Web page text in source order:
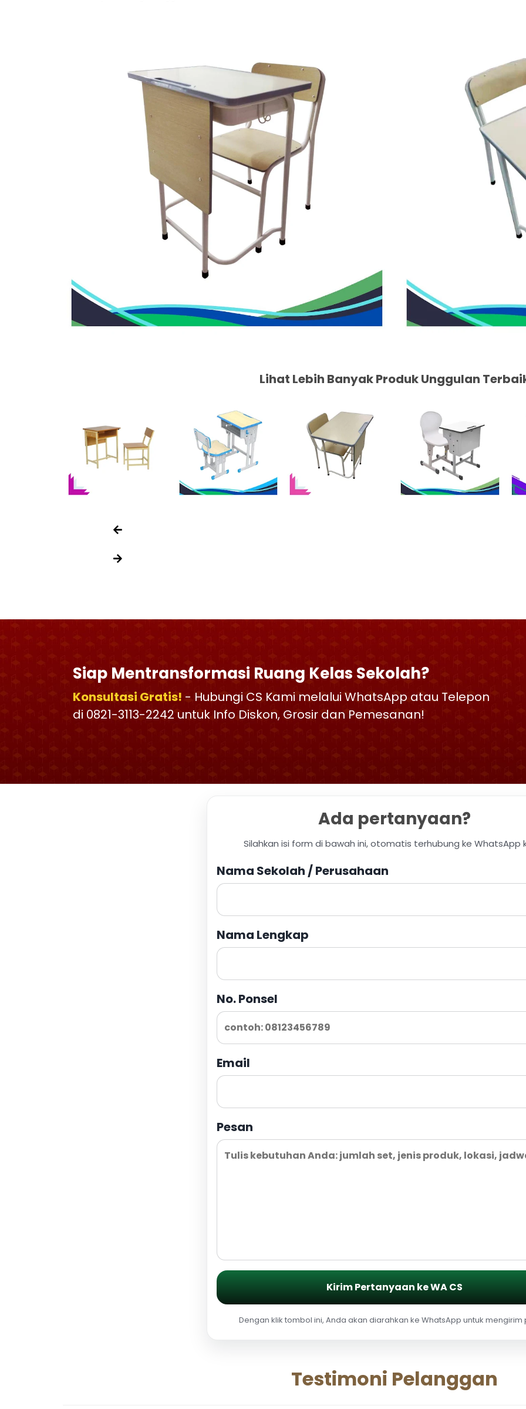
Lihat Lebih Banyak Produk Unggulan
Siap Mentransformasi Ruang Kelas Sekolah?
Konsultasi Gratis! - Hubungi CS Kami melalui WhatsApp atau Telepon
di 0821-3113-2242 untuk Info Diskon, Grosir dan Pemesanan!
Ada pertanyaan?
Silahkan isi form di bawah ini, otomatis terhubung ke WhatsApp
Nama Sekolah / Perusahaan
Nama Lengkap
No. Ponsel
Email
Pesan
Kirim Pertanyaan ke WA CS
Dengan klik tombol ini, Anda akan diarahkan ke WhatsApp untuk mengirim
Testimoni Pelanggan